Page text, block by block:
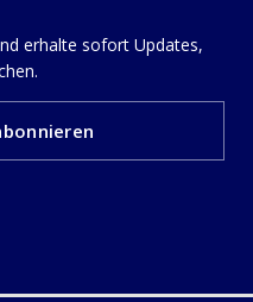
erhalte sofort Updates,